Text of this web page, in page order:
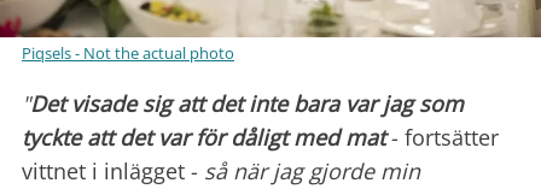
Piqsels - Not the actual photo
"Det visade sig att det inte bara var jag som
tyckte att det var för dåligt med mat- fortsätter
vittnet i inlägget - så när jag gjorde min